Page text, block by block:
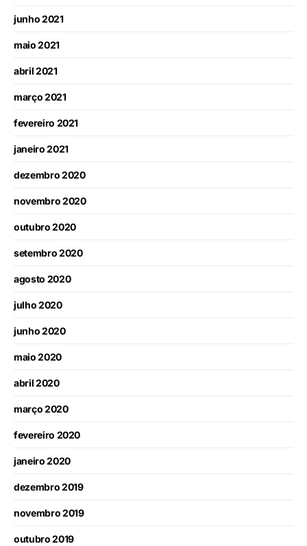
junho 2021
maio 2021
abril 2021
março 2021
fevereiro 2021
janeiro 2021
dezembro 2020
novembro 2020
outubro 2020
setembro 2020
agosto 2020
julho 2020
junho 2020
maio 2020
abril 2020
março 2020
fevereiro 2020
janeiro 2020
dezembro 2019
novembro 2019
outubro 2019